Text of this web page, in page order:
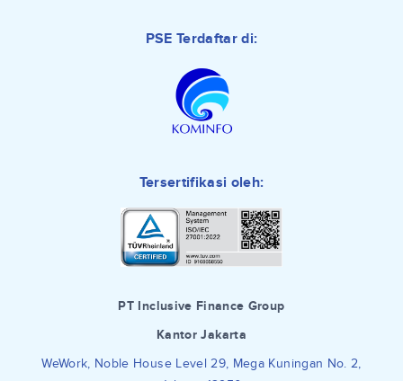
PSE Terdaftar di:
Tersertifikasi oleh:
PT Inclusive Finance Group
Kantor Jakarta
WeWork, Noble House Level 29, Mega Kuningan No. 2,